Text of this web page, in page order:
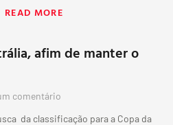
READ MORE
afim de manter o
comentário
da classificação para a Copa da